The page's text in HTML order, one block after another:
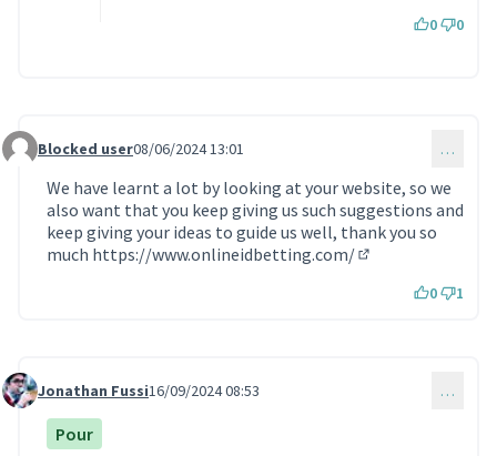
0 0
Commentaire 1193
Blocked user08/06/2024 13:01 …
We have learnt a lot by looking at your website, so we
also want that you keep giving us such suggestions and
keep giving your ideas to guide us well, thank you so
much https://www.onlineidbetting.com/
0 1
Commentaire 1282
Jonathan Fussi16/09/2024 08:53 …
Pour